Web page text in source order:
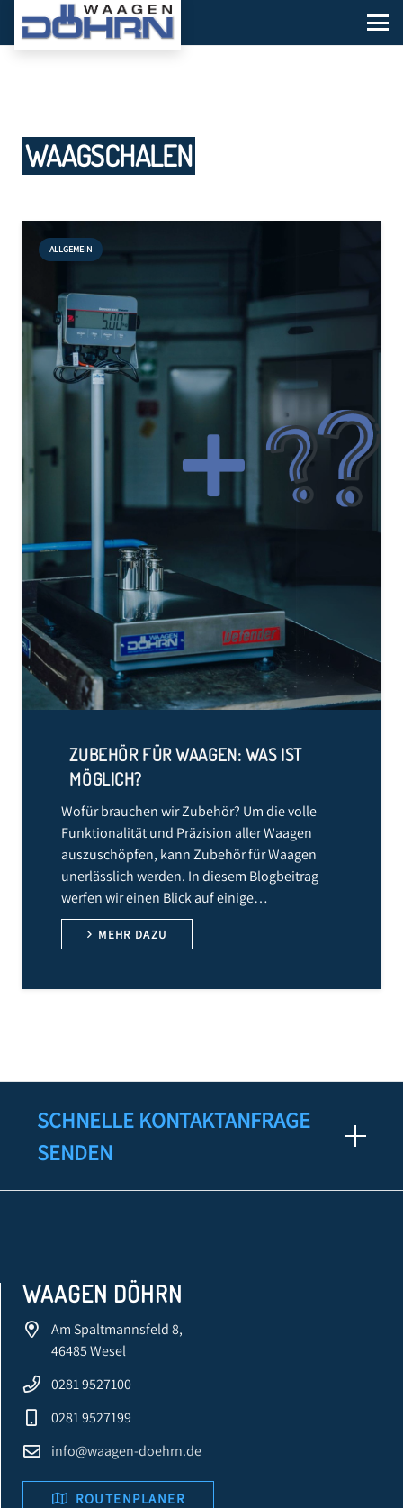
WAAGSCHALEN
ALLGEMEIN
ZUBEHÖR FÜR WAAGEN: WAS IST
MÖGLICH?
Wofür brauchen wir Zubehör? Um die volle
Funktionalität und Präzision aller Waagen
auszuschöpfen, kann Zubehör für Waagen
unerlässlich werden. In diesem Blogbeitrag
werfen wir einen Blick auf einige…
MEHR DAZU
SCHNELLE KONTAKTANFRAGE
SENDEN
WAAGEN DÖHRN
Am Spaltmannsfeld 8,
46485 Wesel
0281 9527100
0281 9527199
info@waagen-doehrn.de
ROUTENPLANER